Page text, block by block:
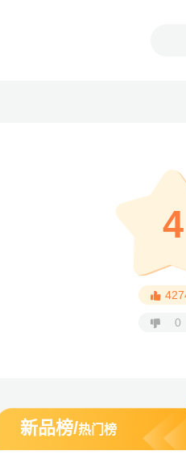
4
0
新品榜/热门榜